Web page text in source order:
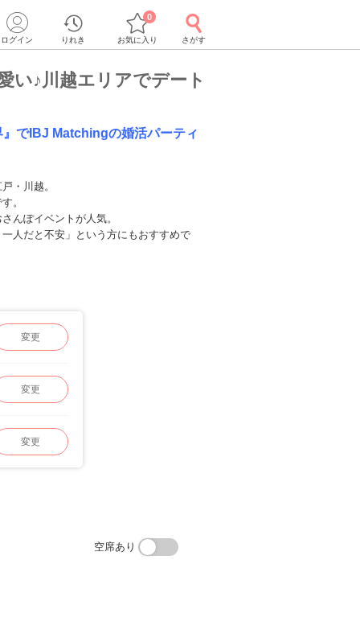
ログイン りれき お気に入り
0
さがす
い♪川越エリアでデート
でIBJ Matchingの婚活パーティ
・川越。
。
んぽイベントが人気。
人だと不安」という方にもおすすめで
変更
変更
変更
空席あり